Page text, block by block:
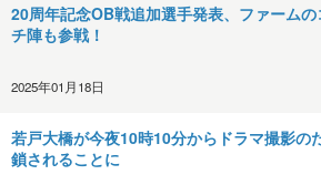
20周年記念OB戦追加選手発表、ファームの
チ陣も参戦！
2025年01月18日
若戸大橋が今夜10時10分からドラマ撮影の
鎖されることに